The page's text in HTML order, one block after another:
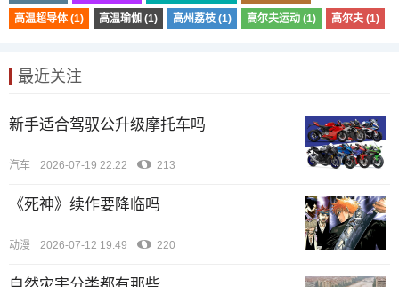
高温超导体 (1) 高温瑜伽 (1) 高州荔枝 (1) 高尔夫运动 (1) 高尔夫 (1)
最近关注
新手适合驾驭公升级摩托车吗
汽车 2026-07-19 22:22 213
《死神》续作要降临吗
动漫 2026-07-12 19:49 220